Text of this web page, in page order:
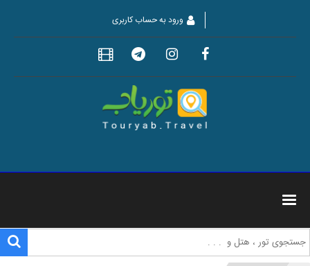
ورود به حساب کاربری